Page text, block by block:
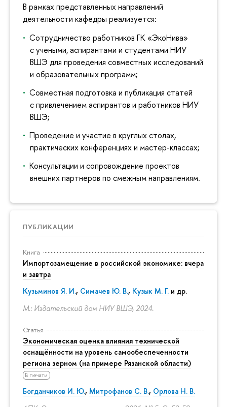
В рамках представленных направлений
деятельности кафедры реализуется:
Сотрудничество работников ГК «ЭкоНива»
с учеными, аспирантами и студентами НИУ
ВШЭ для проведения совместных исследований
и образовательных программ;
Совместная подготовка и публикация статей
с привлечением аспирантов и работников НИУ
ВШЭ;
Проведение и участие в круглых столах,
практических конференциях и мастер-классах;
Консультации и сопровождение проектов
внешних партнеров по смежным направлениям.
ПУБЛИКАЦИИ
Книга
Импортозамещение в российской экономике: вчера
и завтра
Кузьминов Я. И., Симачев Ю. В., Кузык М. Г. и др.
М.: Издательский дом НИУ ВШЭ, 2024.
Статья
Экономическая оценка влияния технической
оснащённости на уровень самообеспеченности
региона зерном (на примере Рязанской области)
В печати
Богданчиков И. Ю., Митрофанов С. В., Орлова Н. В.